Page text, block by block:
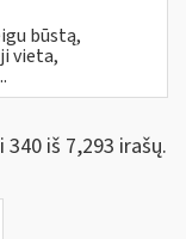
būstą,
vieta,
iš 7,293 irašų.